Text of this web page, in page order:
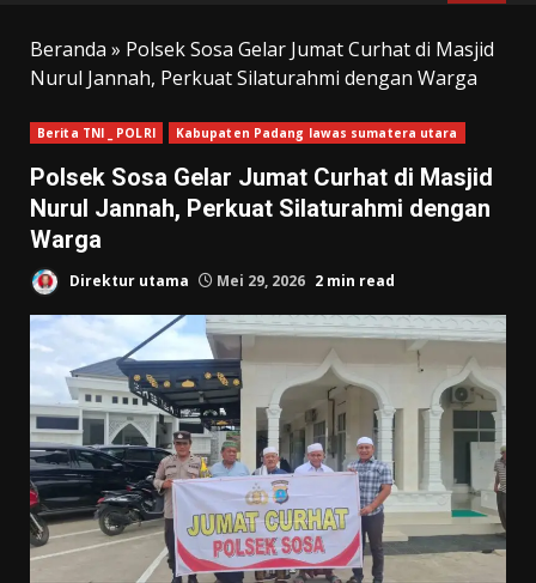
Beranda » Polsek Sosa Gelar Jumat Curhat di Masjid
Nurul Jannah, Perkuat Silaturahmi dengan Warga
Berita TNI _ POLRI Kabupaten Padang lawas sumatera utara
Polsek Sosa Gelar Jumat Curhat di Masjid
Nurul Jannah, Perkuat Silaturahmi dengan
Warga
Direktur utama Mei 29, 2026 2 min read